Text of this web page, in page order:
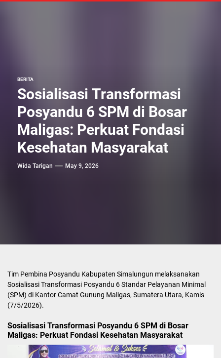
BERITA
Sosialisasi Transformasi
Posyandu 6 SPM di Bosar
Maligas: Perkuat Fondasi
Kesehatan Masyarakat
Wida Tarigan May 9, 2026
Tim Pembina Posyandu Kabupaten Simalungun melaksanakan
Sosialisasi Transformasi Posyandu 6 Standar Pelayanan Minimal
(SPM) di Kantor Camat Gunung Maligas, Sumatera Utara, Kamis
(7/5/2026).
Sosialisasi Transformasi Posyandu 6 SPM di Bosar
Maligas: Perkuat Fondasi Kesehatan Masyarakat